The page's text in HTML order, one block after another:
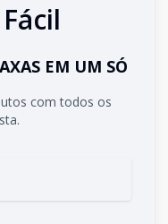
EM UM SÓ
com todos os